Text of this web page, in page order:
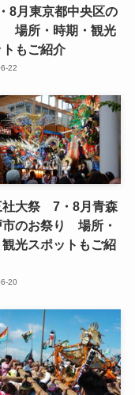
月東京都中央区の
場所・時期・観光
トもご紹介
22
社大祭 7・8月青森
市のお祭り 場所・
光スポットもご紹
20